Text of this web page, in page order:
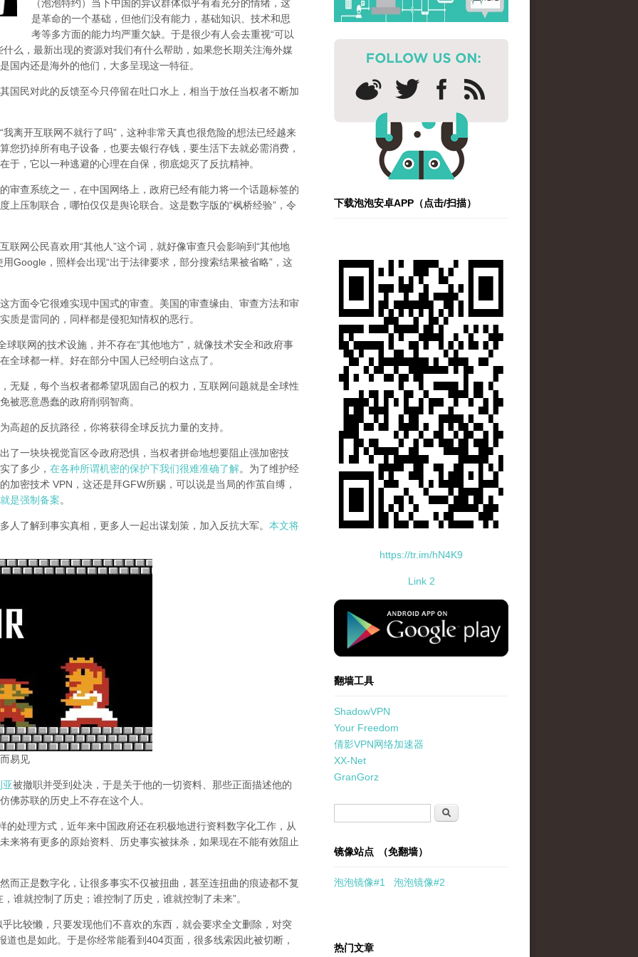
（泡泡特约） 当下中国的异议群体似乎有着充分的情绪，这
是革命的一个基础，但他们没有能力，基础知识、技术和思
考等多方面的能力均严重欠缺。于是很少有人会去重视“可以
么，最新出现的资源对我们有什么帮助，如果您长期关注海外媒
国内还是海外的他们，大多呈现这一特征。
国民对此的反馈至今只停留在吐口水上，相当于放任当权者不断加
离开互联网不就行了吗”，这种非常天真也很危险的想法已经越来
您扔掉所有电子设备，也要去银行存钱，要生活下去就必需消费，
于，它以一种逃避的心理在自保，彻底熄灭了反抗精神。
审查系统之一，在中国网络上，政府已经有能力将一个话题标签的
上压制联合 ，哪怕仅仅是舆论联合。这是数字版的“枫桥经验”，令
联网公民喜欢用“其他人”这个词，就好像审查只会影响到“其他地
Google，照样会出现“出于法律要求，部分搜索结果被省略”，这
方面令它很难实现中国式的审查。美国的审查缘由、审查方法和审
实质是雷同的，同样都是侵犯知情权的恶行。
球联网的技术设施，并不存在“其他地方”，就像技术安全和政府事
全球都一样。好在部分中国人已经明白这点了。
无疑，每个当权者都希望巩固自己的权力，互联网问题就是全球性
被恶意愚蠢的政府削弱智商。
高超的反抗路径，你将获得全球反抗力量的支持。
了一块块视觉盲区令政府恐惧，当权者拼命地想要阻止强加密技
了多少， 在各种所谓机密的保护下我们很难准确了解。为了维护经
加密技术 VPN，这还是拜GFW所赐，可以说是当局的作茧自缚，
是强制备案。
人了解到事实真相，更多人一起出谋划策，加入反抗大军。 本文将
易见
亚被撤职并受到处决，于是关于他的一切资料、那些正面描述他的
佛苏联的历史上不存在这个人。
的处理方式，近年来中国政府还在积极地进行资料数字化工作，从
来将有更多的原始资料、历史事实被抹杀，如果现在不能有效阻止
而正是数字化，让很多事实不仅被扭曲，甚至连扭曲的痕迹都不复
谁就控制了历史；谁控制了历史，谁就控制了未来”。
比较懒，只要发现他们不喜欢的东西，就会要求全文删除，对突
道也是如此。于是你经常能看到404页面， 很多线索因此被切断，
下载泡泡安卓APP（点击/扫描）
https://tr.im/hN4K9
Link 2
standard-icon-googleplay-app-store.png
翻墙工具
ShadowVPN
Your Freedom
倩影VPN网络加速器
XX-Net
GranGorz
搜索
镜像站点 （免翻墙）
泡泡镜像#1 泡泡镜像#2
热门文章